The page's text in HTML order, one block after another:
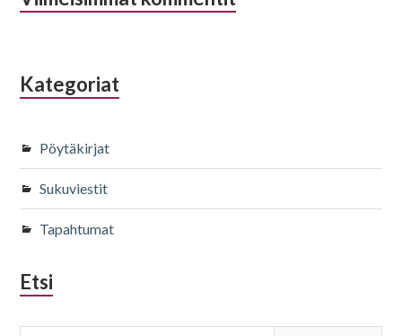
Kategoriat
Pöytäkirjat
Sukuviestit
Tapahtumat
Etsi